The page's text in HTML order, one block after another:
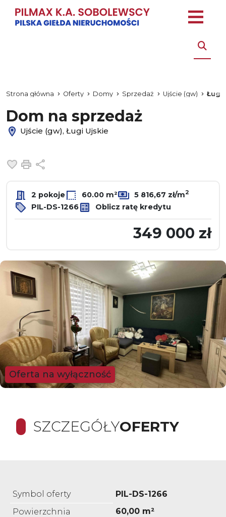
Strona główna Oferty Domy Sprzedaż Ujście (gw) Ługi
Dom na sprzedaż
Ujście (gw), Ługi Ujskie
Dodaj do ulubionych
Drukuj
2 pokoje 60.00 m² 5 816,67 zł/m2
PIL-DS-1266 Oblicz ratę kredytu
349 000 zł
Oferta na wyłączność
SZCZEGÓŁYOFERTY
Symbol oferty
PIL-DS-1266
Powierzchnia
60,00 m²